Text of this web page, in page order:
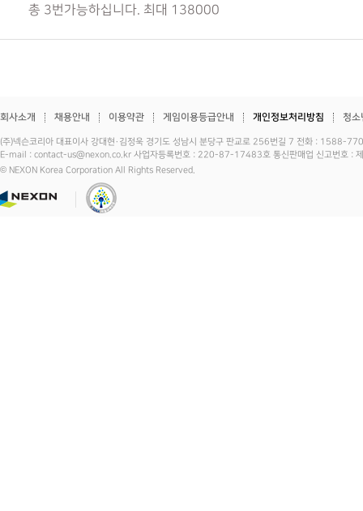
총 3번가능하십니다. 최대 138000
회사소개 채용안내 이용약관 게임이용등급안내 개인정보처리방침 청소
(주)넥슨코리아 대표이사 강대현·김정욱 경기도 성남시 분당구 판교로 256번길 7 전화 :
E-mail : contact-us@nexon.co.kr 사업자등록번호 : 220-87-17483호 통신판매업 신고번호 :
© NEXON Korea Corporation All Rights Reserved.